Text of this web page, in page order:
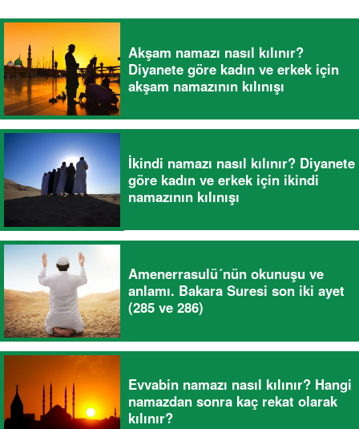
Akşam namazı nasıl kılınır?
Diyanete göre kadın ve erkek için
akşam namazının kılınışı
İkindi namazı nasıl kılınır? Diyanete
göre kadın ve erkek için ikindi
namazının kılınışı
Amenerrasulü´nün okunuşu ve
anlamı. Bakara Suresi son iki ayet
(285 ve 286)
Evvabin namazı nasıl kılınır? Hangi
namazdan sonra kaç rekat olarak
kılınır?